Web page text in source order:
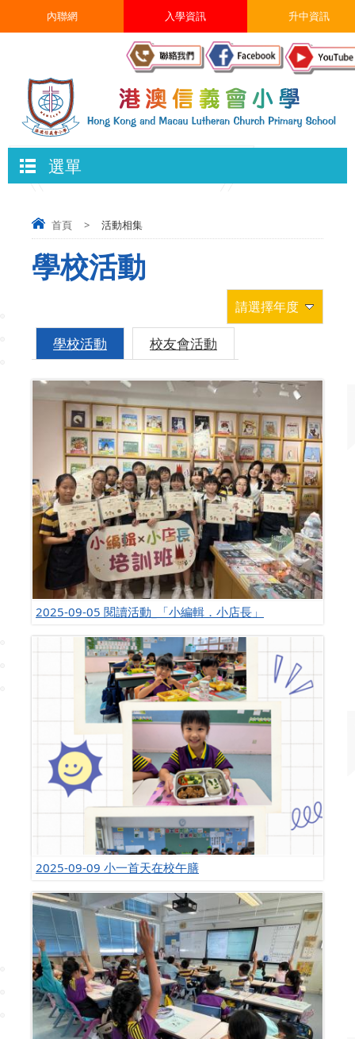
升中資訊
入學資訊
內聯網
選單
首頁 > 活動相集
學校活動
請選擇年度
學校活動 校友會活動
2025-09-05 閱讀活動_「小編輯．小店長」
2025-09-09 小一首天在校午膳